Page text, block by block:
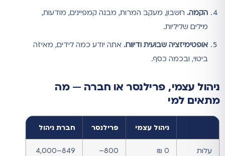
הקמה. חשבון, מעקב המרות, מבנה קמפיינים, מודעות,
מילים שליליות.
אופטימיזציה שבועית ודיווח. אתה יודע כמה לידים, מאיזה
ביטוי, ובכמה כסף.
ניהול עצמי, פרילנסר או חברה — מה
מתאים למי
ניהול עצמי פרילנסר חברת ניהול
עלות
0 ₪
800–
849–4,000